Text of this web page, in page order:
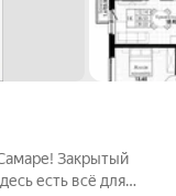
Закрытый